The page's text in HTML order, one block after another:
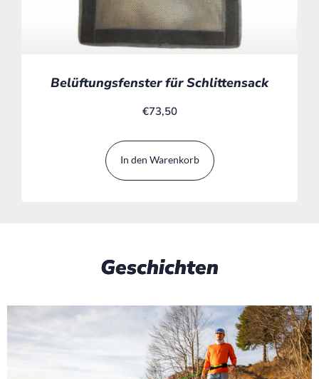
Belüftungsfenster für Schlittensack
€73,50
In den Warenkorb
Geschichten